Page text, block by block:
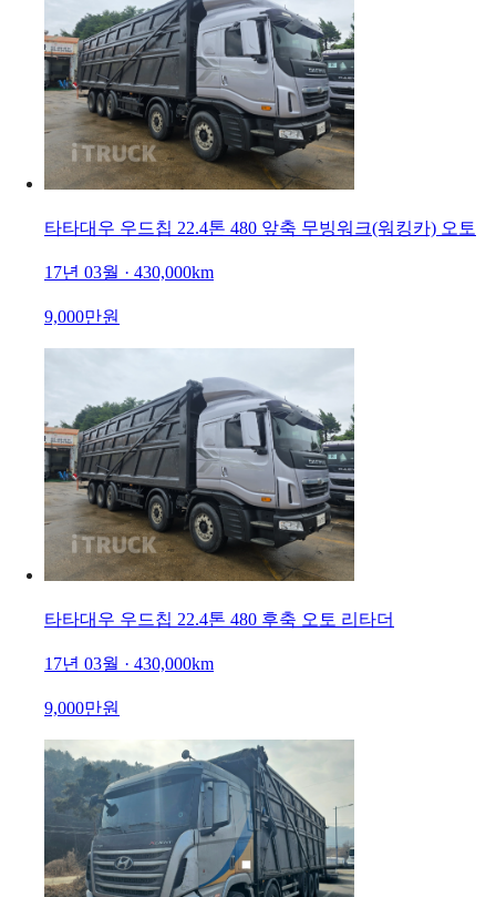
타타대우 우드칩 22.4톤 480 앞축 무빙워크(워킹카) 오토
17년 03월 · 430,000km
9,000만원
타타대우 우드칩 22.4톤 480 후축 오토 리타더
17년 03월 · 430,000km
9,000만원